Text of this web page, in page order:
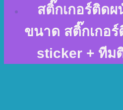
สติ๊กเกอร์ติด
ขนาด สติ๊กเกอ
sticker + ทีม